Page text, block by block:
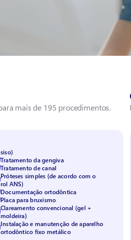
mais de 195 procedimentos.
siso)
Tratamento da gengiva
Tratamento de canal
Próteses simples (de acordo com o
rol ANS)
Documentação ortodôntica
Placa para bruxismo
Clareamento convencional (gel +
moldeira)
Instalação e manutenção de aparelho
ortodôntico fixo metálico